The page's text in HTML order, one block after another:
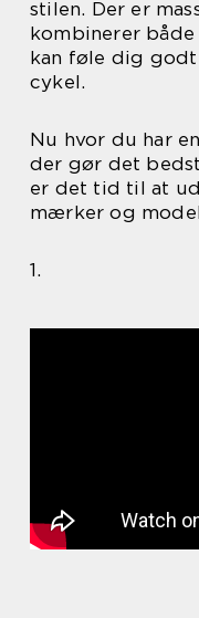
stilen. Der er
kombinerer
kan føle dig
cykel.
Nu hvor du har
der gør det
er det tid til at
mærker og
1.